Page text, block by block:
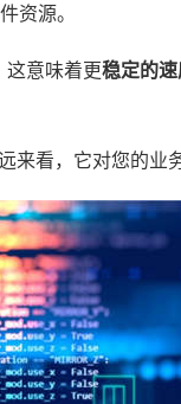
资源。
这意味着更稳定的
来看，它对您的业